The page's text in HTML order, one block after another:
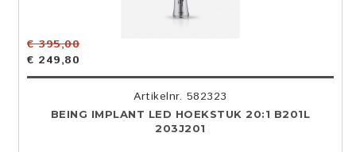
€ 395,00
€ 249,80
Artikelnr. 582323
BEING IMPLANT LED HOEKSTUK 20:1 B201L
203J201